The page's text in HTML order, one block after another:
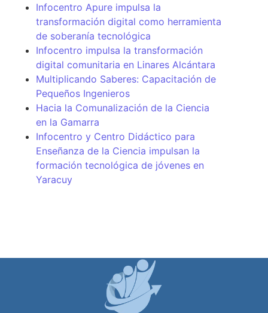
Infocentro Apure impulsa la
transformación digital como herramienta
de soberanía tecnológica
Infocentro impulsa la transformación
digital comunitaria en Linares Alcántara
Multiplicando Saberes: Capacitación de
Pequeños Ingenieros
Hacia la Comunalización de la Ciencia
en la Gamarra
Infocentro y Centro Didáctico para
Enseñanza de la Ciencia impulsan la
formación tecnológica de jóvenes en
Yaracuy